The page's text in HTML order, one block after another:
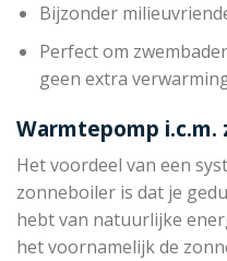
Bijzonder
Perfect om
geen extra
Warmtepomp i.c.m.
Het voordeel van een
zonneboiler is dat je
hebt van natuurlijke
het voornamelijk de